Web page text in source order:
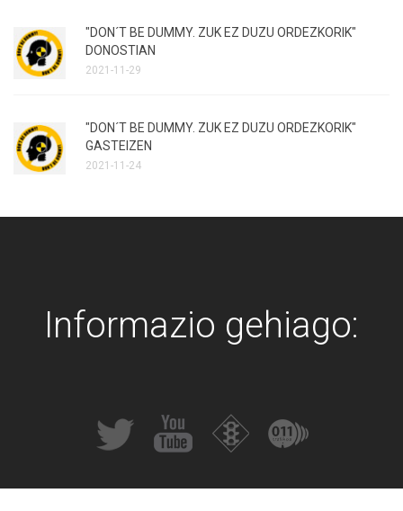
"DON´T BE DUMMY. ZUK EZ DUZU ORDEZKORIK"
DONOSTIAN
2021-11-29
"DON´T BE DUMMY. ZUK EZ DUZU ORDEZKORIK"
GASTEIZEN
2021-11-24
Informazio gehiago: